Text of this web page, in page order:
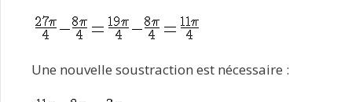
Une nouvelle soustraction est nécessaire :